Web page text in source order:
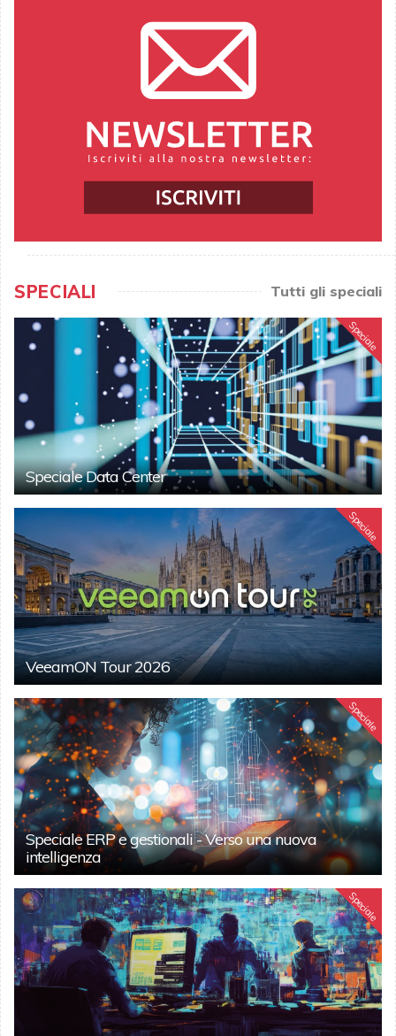
SPECIALI Tutti gli speciali
Speciale
Speciale Data Center
Speciale
VeeamON Tour 2026
Speciale
Speciale ERP e gestionali - Verso una nuova
intelligenza
Speciale